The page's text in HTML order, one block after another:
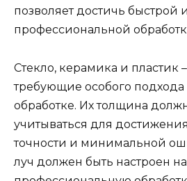
позволяет достичь быстрой и
профессиональной
Стекло, керамика и пластик
требующие особого
обработке. Их толщина
учитываться для
точности и минимальной
луч должен быть настроен на